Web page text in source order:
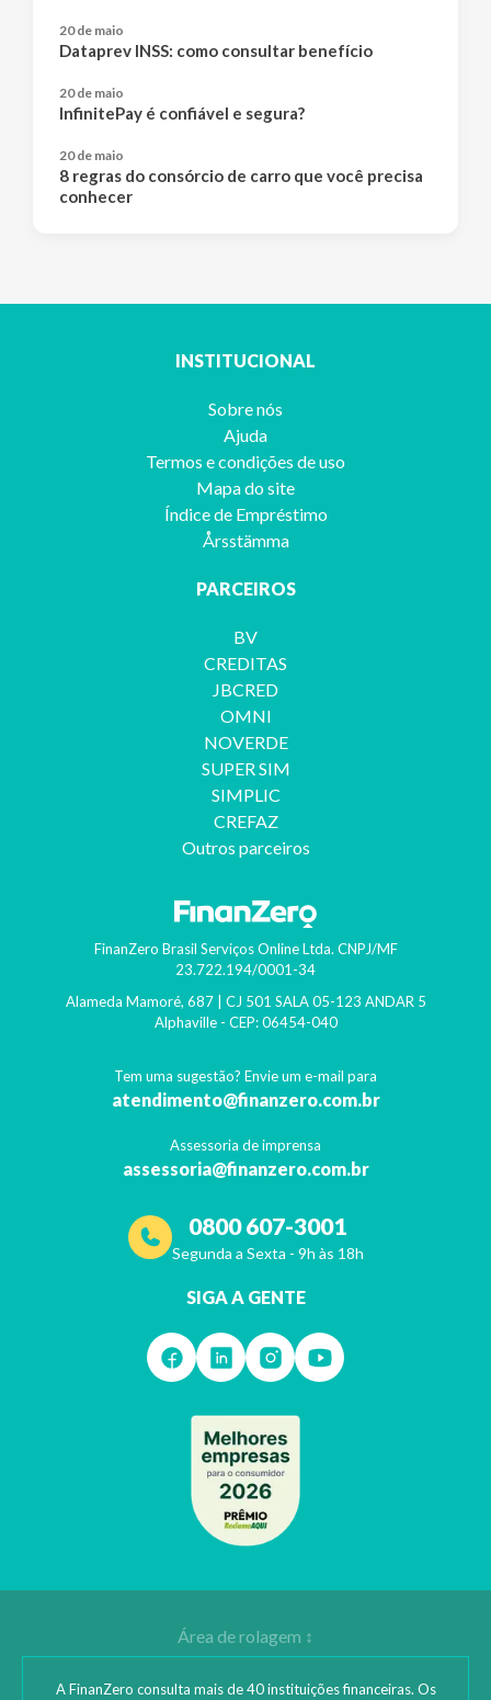
20 de maio
Dataprev INSS: como consultar benefício
20 de maio
InfinitePay é confiável e segura?
20 de maio
8 regras do consórcio de carro que você precisa
conhecer
INSTITUCIONAL
Sobre nós
Ajuda
Termos e condições de uso
Mapa do site
Índice de Empréstimo
Årsstämma
PARCEIROS
BV
CREDITAS
JBCRED
OMNI
NOVERDE
SUPER SIM
SIMPLIC
CREFAZ
Outros parceiros
FinanZero Brasil Serviços Online Ltda. CNPJ/MF
23.722.194/0001-34
Alameda Mamoré, 687 | CJ 501 SALA 05-123 ANDAR 5
Alphaville- CEP: 06454-040
Tem uma sugestão? Envie um e-mail para
atendimento@finanzero.com.br
Assessoria de imprensa
assessoria@finanzero.com.br
0800 607-3001
Segunda a Sexta - 9h às 18h
SIGA A GENTE
A FinanZero consulta mais de 40 instituições financeiras. Os